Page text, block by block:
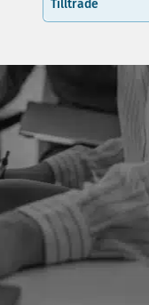
Tillträde